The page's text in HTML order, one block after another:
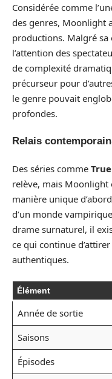
Considérée comme
des genres, Moonlight
productions. Malgré
l’attention des
de complexité
précurseur pour
le genre pouvait
profondes.
Relais
Des séries comme
relève, mais Moonlight
manière unique
d’un monde
drame surnaturel, il
ce qui continue
authentiques.
Élément
Année de sortie
Saisons
Épisodes